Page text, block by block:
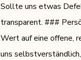
Sollte uns etwas
transparent. ###
Wert auf eine offene,
uns